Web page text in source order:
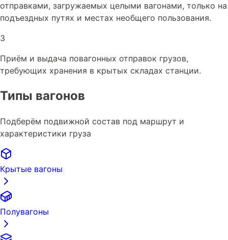
отправками, загружаемых целыми вагонами, только на
подъездных путях и местах необщего пользования.
3
Приём и выдача повагонных отправок грузов,
требующих хранения в крытых складах станции.
Типы вагонов
Подберём подвижной состав под маршрут и
характеристики груза
Крытые вагоны
Полувагоны